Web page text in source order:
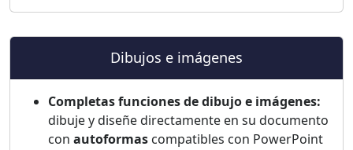
Dibujos e imágenes
Completas funciones de dibujo e imágenes:
dibuje y diseñe directamente en su documento
con autoformas compatibles con PowerPoint